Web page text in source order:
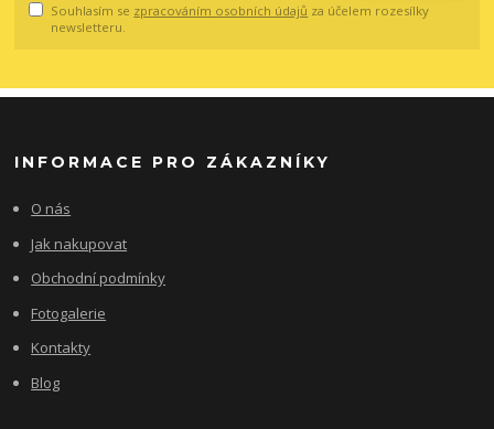
Souhlasím se zpracováním osobních údajů za účelem rozesílky
newsletteru.
INFORMACE PRO ZÁKAZNÍKY
O nás
Jak nakupovat
Obchodní podmínky
Fotogalerie
Kontakty
Blog